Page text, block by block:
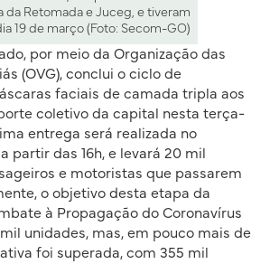
da Retomada e Juceg, e tiveram
19 de março (Foto: Secom-GO)
por meio da Organização das
(OVG), conclui o ciclo de
faciais de camada tripla aos
coletivo da capital nesta terça-
entrega será realizada no
partir das 16h, e levará 20 mil
e motoristas que passarem
o objetivo desta etapa da
à Propagação do Coronavírus
unidades, mas, em pouco mais de
foi superada, com 355 mil